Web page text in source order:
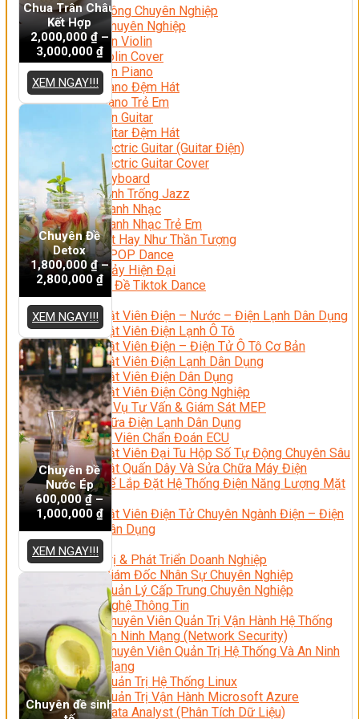
Nhạc Công Chuyên Nghiệp
Ca Sĩ Chuyên Nghiệp
Học Đàn Violin
Học Violin Cover
Học Đàn Piano
Học Piano Đệm Hát
Học Piano Trẻ Em
Học Đàn Guitar
Học Guitar Đệm Hát
Học Electric Guitar (Guitar Điện)
Học Electric Guitar Cover
Học Keyboard
Học Đánh Trống Jazz
Học Thanh Nhạc
Học Thanh Nhạc Trẻ Em
Học Hát Hay Như Thần Tượng
Học K-POP Dance
Học Nhảy Hiện Đại
Chuyên Đề Tiktok Dance
Kỹ Thuật – Công Nghệ
Kỹ Thuật Viên Điện – Nước – Điện Lạnh Dân Dụng
Kỹ Thuật Viên Điện Lạnh Ô Tô
Kỹ Thuật Viên Điện – Điện Tử Ô Tô Cơ Bản
Kỹ Thuật Viên Điện Lạnh Dân Dụng
Kỹ Thuật Viên Điện Dân Dụng
Kỹ Thuật Viên Điện Công Nghiệp
Nghiệp Vụ Tư Vấn & Giám Sát MEP
Sửa Chữa Điện Lạnh Dân Dụng
Chuyên Viên Chẩn Đoán ECU
Kỹ Thuật Viên Đại Tu Hộp Số Tự Động Chuyên Sâu
Kỹ Thuật Quấn Dây Và Sửa Chữa Máy Điện
Thiết Kế Lắp Đặt Hệ Thống Điện Năng Lượng Mặt
Trời
Kỹ Thuật Viên Điện Tử Chuyên Ngành Điện – Điện
Lạnh Dân Dụng
Ngành Khác
Quản Trị & Phát Triển Doanh Nghiệp
Giám Đốc Nhân Sự Chuyên Nghiệp
Quản Lý Cấp Trung Chuyên Nghiệp
Công Nghệ Thông Tin
Chuyên Viên Quản Trị Vận Hành Hệ Thống
An Ninh Mạng (Network Security)
Chuyên Viên Quản Trị Hệ Thống Và An Ninh
Mạng
Quản Trị Hệ Thống Linux
Quản Trị Vận Hành Microsoft Azure
Data Analyst (Phân Tích Dữ Liệu)
Chua Trân Châu
Kết Hợp
2,000,000₫–
3,000,000 ₫
XEM NGAY!!!
Chuyên Đề
Detox
1,800,000₫–
2,800,000 ₫
XEM NGAY!!!
Chuyên Đề
Nước Ép
600,000₫–
1,000,000 ₫
XEM NGAY!!!
Chuyên đề sinh